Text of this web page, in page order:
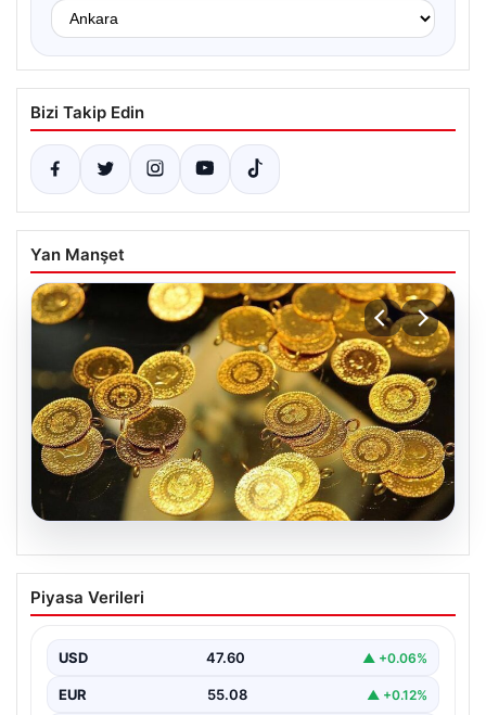
Bizi Takip Edin
Yan Manşet
05.08.2026
7 Nisan 2026 Güncel Altın Fiyatları ve
Analizi
bölgesel gerilimler nedeniyle dalgalı seyirler yaşamaya
devam ediyor.…
Piyasa Verileri
USD 47.60 ▲ +0.06%
EUR 55.08 ▲ +0.12%